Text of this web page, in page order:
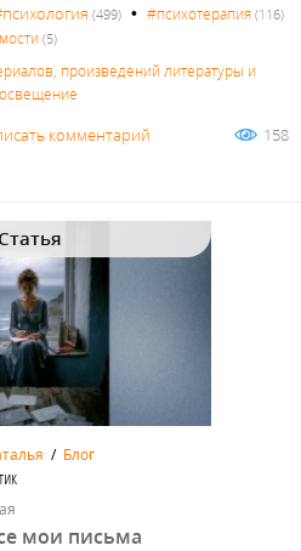
(499) • #психотерапия (116)
(5)
произведений литературы и
комментарий 158
Статья
/ Блог
мои письма